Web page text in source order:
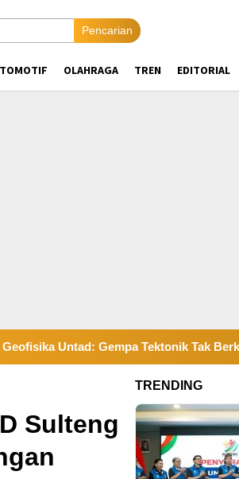
Pencarian
OLAHRAGA TREN EDITORIAL
Gempa Tektonik Tak Berkaitan
Sulteng
TRENDING